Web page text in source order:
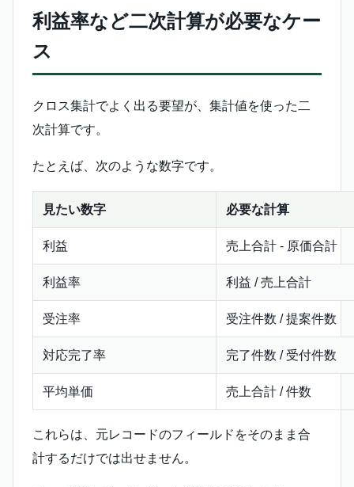
利益率など二次計算が必要なケー
ス
クロス集計でよく出る要望が、集計値を使った二
次計算です。
たとえば、次のような数字です。
見たい数字 必要な計算
利益 売上合計 - 原価合計
利益率 利益 / 売上合計
受注率 受注件数 / 提案件数
対応完了率 完了件数 / 受付件数
平均単価 売上合計 / 件数
これらは、元レコードのフィールドをそのまま合
計するだけでは出せません。